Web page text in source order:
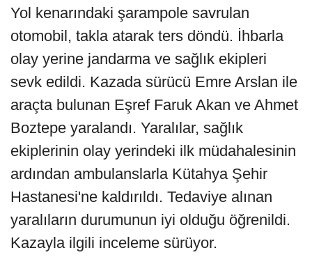
Yol kenarındaki şarampole savrulan
otomobil, takla atarak ters döndü. İhbarla
olay yerine jandarma ve sağlık ekipleri
sevk edildi. Kazada sürücü Emre Arslan ile
araçta bulunan Eşref Faruk Akan ve Ahmet
Boztepe yaralandı. Yaralılar, sağlık
ekiplerinin olay yerindeki ilk müdahalesinin
ardından ambulanslarla Kütahya Şehir
Hastanesi'ne kaldırıldı. Tedaviye alınan
yaralıların durumunun iyi olduğu öğrenildi.
Kazayla ilgili inceleme sürüyor.